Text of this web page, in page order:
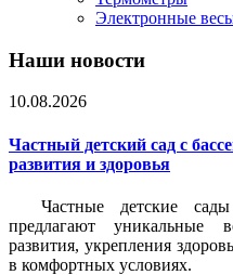
Электронные
Наши новости
10.08.2026
Частный детский сад с
развития и здоровья
Частные детские
предлагают уникальные
развития, укрепления
в комфортных условиях.